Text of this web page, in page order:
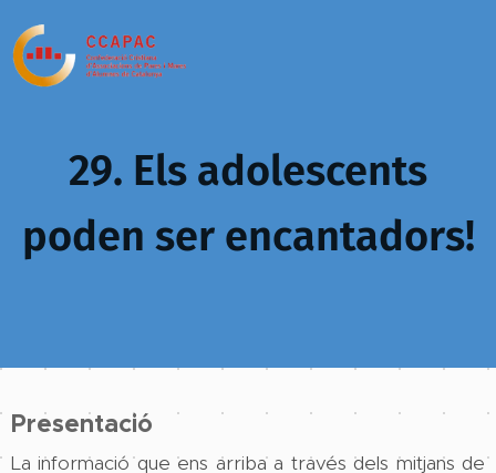
29. Els adolescents
poden ser encantadors!
Presentació
La informació que ens arriba a través dels mitjans de